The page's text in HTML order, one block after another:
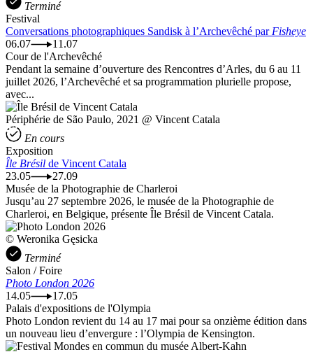
Terminé
Festival
Conversations photographiques Sandisk à l’Archevêché par Fisheye
06.07
11.07
Cour de l'Archevêché
Pendant la semaine d’ouverture des Rencontres d’Arles, du 6 au 11
juillet 2026, l’Archevêché et sa programmation plurielle propose,
avec...
Périphérie de São Paulo, 2021 @ Vincent Catala
En cours
Exposition
Île Brésil de Vincent Catala
23.05
27.09
Musée de la Photographie de Charleroi
Jusqu’au 27 septembre 2026, le musée de la Photographie de
Charleroi, en Belgique, présente Île Brésil de Vincent Catala.
© Weronika Gęsicka
Terminé
Salon / Foire
Photo London 2026
14.05
17.05
Palais d'expositions de l'Olympia
Photo London revient du 14 au 17 mai pour sa onzième édition dans
un nouveau lieu d’envergure : l’Olympia de Kensington.